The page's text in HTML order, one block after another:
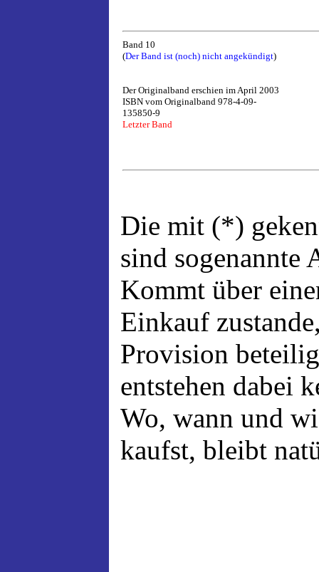
Band 10
(Der Band ist (noch) nicht angekündigt)
Der Originalband erschien im April 2003
ISBN vom Originalband 978-4-09-
135850-9
Letzter Band
Die mit (*)
sind
Kommt über
Einkauf
Provision
entstehen dabei
Wo, wann und
kaufst, bleibt